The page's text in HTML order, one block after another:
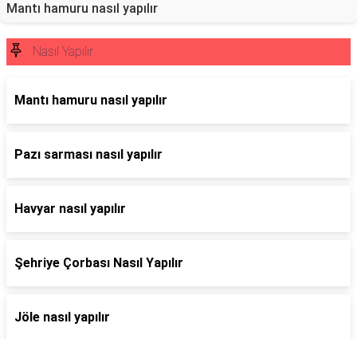
Mantı hamuru nasıl yapılır
Nasıl Yapılır
Mantı hamuru nasıl yapılır
Pazı sarması nasıl yapılır
Havyar nasıl yapılır
Şehriye Çorbası Nasıl Yapılır
Jöle nasıl yapılır